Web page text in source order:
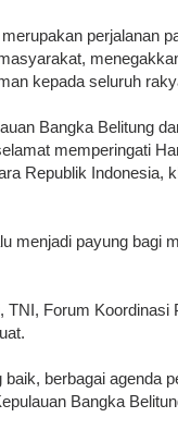
perjalanan
kepada seluruh
Bangka Belitung
memperingati
Republik Indonesia,
menjadi payung bagi
TNI, Forum Koordinasi
berbagai agenda
Bangka